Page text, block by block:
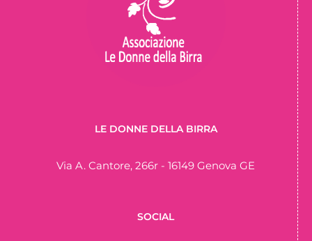
LE DONNE DELLA BIRRA
Via A. Cantore, 266r - 16149 Genova GE
SOCIAL